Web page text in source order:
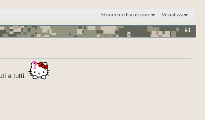
Strumenti discussione Visualizza
#1
a tutti.